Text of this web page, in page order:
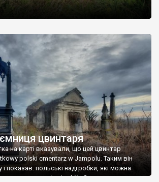
цвинтаря
на карті вказували, що цей цвинтар
polski cmentarz w Jampolu. Таким він
і показав: польські надгробки, які можна
польські епітафії… Загалом цвинтар